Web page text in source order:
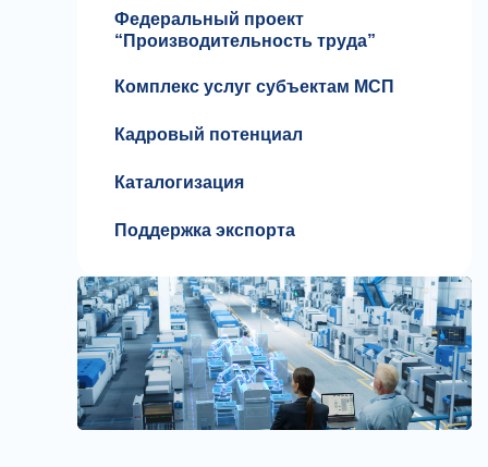
Федеральный проект
“Производительность труда”
Комплекс услуг субъектам МСП
Кадровый потенциал
Каталогизация
Поддержка экспорта